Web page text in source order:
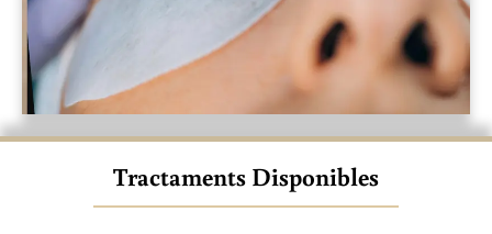
Tractaments Disponibles